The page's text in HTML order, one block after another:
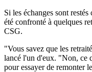
Si les échanges sont
été confronté à quelques
CSG.
"Vous savez que les
lancé l'un d'eux. "Non, ce
pour essayer de remonter